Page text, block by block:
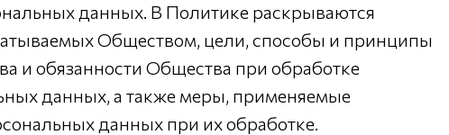
данных. В Политике раскрываются
Обществом, цели, способы и принципы
и обязанности Общества при обработке
данных, а также меры, применяемые
данных при их обработке.